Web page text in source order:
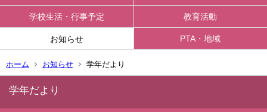
学校生活・行事予定 教育活動
お知らせ PTA・地域
ホーム お知らせ 学年だより
学年だより